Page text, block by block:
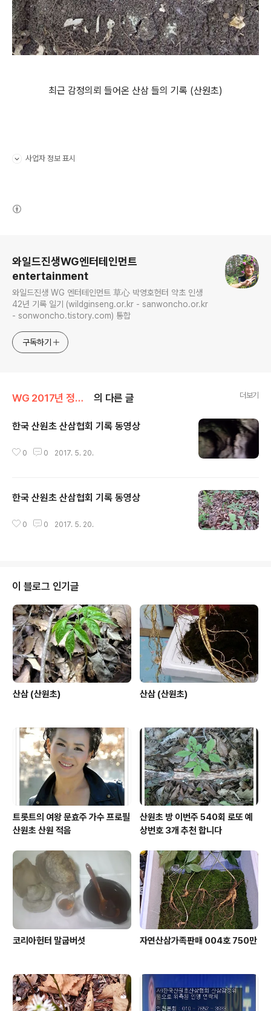
최근 감정의뢰 들어온 산삼 들의 기록 (산원초)
사업자 정보 표시
와일드진생WG엔터테인먼트
entertainment
와일드진생 WG 엔터테인먼트 草心 박영호헌터 약초 인생
42년 기록 일기 (wildginseng.or.kr - sanwoncho.or.kr
- sonwoncho.tistory.com) 통합
구독하기
WG 2017년 정유년 기록 의 다른 글 더보기
한국 산원초 산삼협회 기록 동영상
0 0 2017. 5. 20.
한국 산원초 산삼협회 기록 동영상
0 0 2017. 5. 20.
이 블로그 인기글
산삼 (산원초) 산삼 (산원초)
트롯트의 여왕 문효주 가수 프로필
산원초 산원 적음
산원초 방 이번주 540회 로또 예
상번호 3개 추천 합니다
코리아헌터 말굽버섯 자연산삼가족판매 004호 750만